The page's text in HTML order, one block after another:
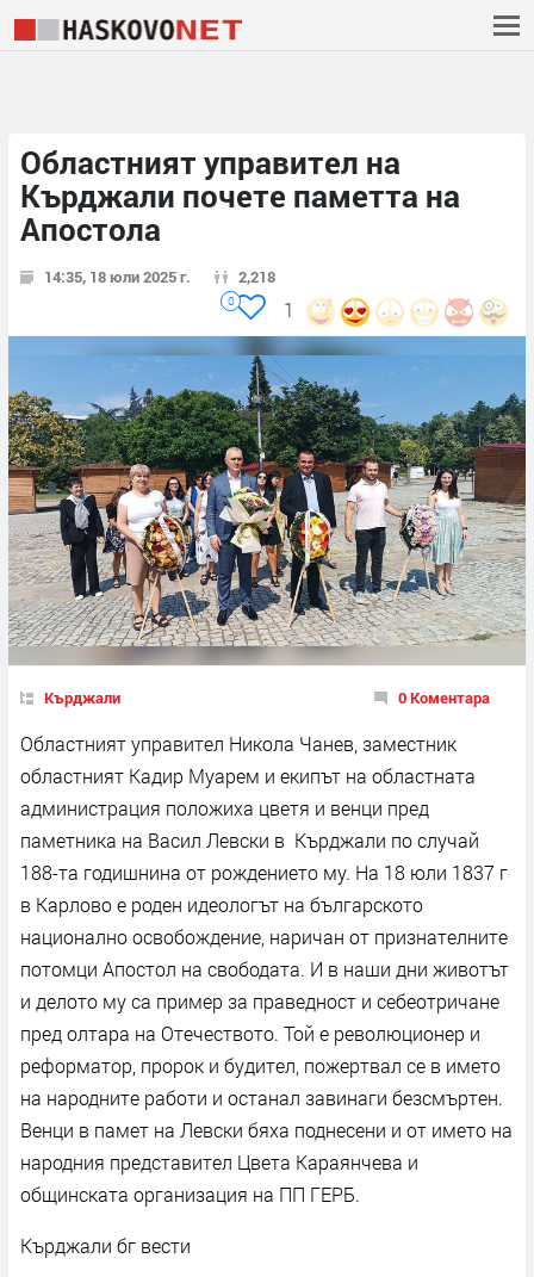
Областният управител на
Кърджали почете паметта на
Апостола
14:35, 18 юли 2025 г. 2,218
1
0
Кърджали 0 Коментара
Областният управител Никола Чанев, заместник
областният Кадир Муарем и екипът на областната
администрация положиха цветя и венци пред
паметника на Васил Левски в Кърджали по случай
188-та годишнина от рождението му. На 18 юли 1837 г
в Карлово е роден идеологът на българското
национално освобождение, наричан от признателните
потомци Апостол на свободата. И в наши дни животът
и делото му са пример за праведност и себеотричане
пред олтара на Отечеството. Той е революционер и
реформатор, пророк и будител, пожертвал се в името
на народните работи и останал завинаги безсмъртен.
Венци в памет на Левски бяха поднесени и от името на
народния представител Цвета Караянчева и
общинската организация на ПП ГЕРБ.
Кърджали бг вести